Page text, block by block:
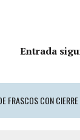
Entrada
FRASCOS CON